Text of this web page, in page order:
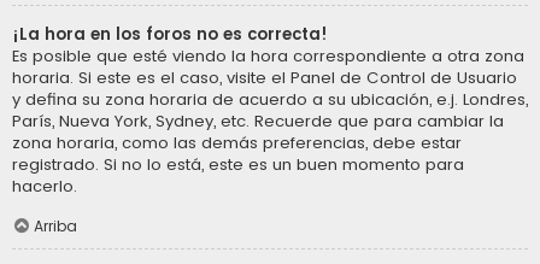
¡La hora en los foros no es correcta!
Es posible que esté viendo la hora correspondiente a otra zona
horaria. Si este es el caso, visite el Panel de Control de Usuario
y defina su zona horaria de acuerdo a su ubicación, e.j. Londres,
París, Nueva York, Sydney, etc. Recuerde que para cambiar la
zona horaria, como las demás preferencias, debe estar
registrado. Si no lo está, este es un buen momento para
hacerlo.
Arriba